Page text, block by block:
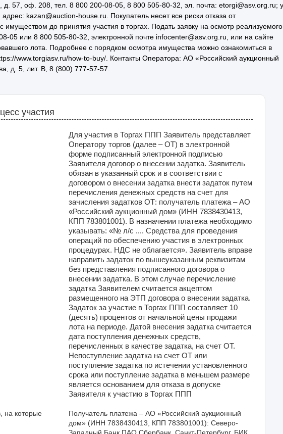
д. 57, оф. 208, тел. 8 800 200-08-05, 8 800 505-80-32, эл. почта: etorgi@asv.org.ru; у
kazan@auction-house.ru. Покупатель несет все риски отказа от
имуществом до принятия участия в торгах. Подать заявку на осмотр реализуемого
или 8 800 505-80-32, электронной почте infocenter@asv.org.ru, или на сайте
лота. Подробнее с порядком осмотра имущества можно ознакомиться в
www.torgiasv.ru/how-to-buy/. Контакты Оператора: АО «Российский аукционный
д. 5, лит. В, 8 (800) 777-57-57.
участия
Для участия в Торгах ППП Заявитель представляет
Оператору торгов (далее – ОТ) в электронной
форме подписанный электронной подписью
Заявителя договор о внесении задатка. Заявитель
обязан в указанный срок и в соответствии с
договором о внесении задатка внести задаток путем
перечисления денежных средств на счет для
зачисления задатков ОТ: получатель платежа – АО
«Российский аукционный дом» (ИНН 7838430413,
КПП 783801001). В назначении платежа необходимо
указывать: «№ л/с .... Средства для проведения
операций по обеспечению участия в электронных
процедурах. НДС не облагается». Заявитель вправе
направить задаток по вышеуказанным реквизитам
без представления подписанного договора о
внесении задатка. В этом случае перечисление
задатка Заявителем считается акцептом
размещенного на ЭТП договора о внесении задатка.
Задаток за участие в Торгах ППП составляет 10
(десять) процентов от начальной цены продажи
лота на периоде. Датой внесения задатка считается
дата поступления денежных средств,
перечисленных в качестве задатка, на счет ОТ.
Непоступление задатка на счет ОТ или
поступление задатка по истечении установленного
срока или поступление задатка в меньшем размере
является основанием для отказа в допуске
Заявителя к участию в Торгах ППП
на которые
Получатель платежа – АО «Российский аукционный
дом» (ИНН 7838430413, КПП 783801001): Северо-